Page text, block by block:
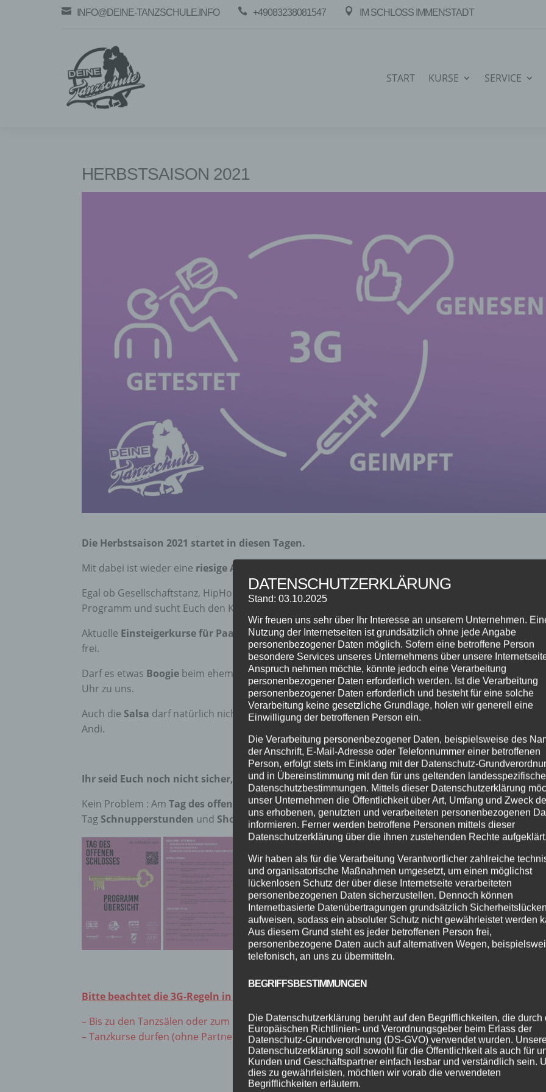
 INFO@DEINE-TANZSCHULE.INFO  +49083238081547  IM SCHLOSS IMMENSTADT
START KURSE SERVICE
HERBSTSAISON 2021
Die Herbstsaison 2021 startet in diesen Tagen.
Mit dabei ist wieder eine riesige Auswahl an Kursen
Egal ob Gesellschaftstanz, HipHop, Fitness oder Trendtänze – schaut Euch durch unser aktuelles
Programm und sucht Euch den Kurs aus, der zu Euch passt.
Aktuelle Einsteigerkurse für Paare
starten am Freitag, 24.09.2021 um 17:00 Uhr – hier sind noch
frei.
Darf es etwas Boogie beim ehemaligen Vize-Weltmeister sein, dann komm an dem 24.09.2021 um
Uhr zu uns.
Auch die Salsa darf natürlich nicht fehlen : SalsaClub für Einsteiger jeden Donnerstag um 20:00 Uhr
Andi.
Ihr seid Euch noch nicht sicher, was Euch am meisten Spass machen würde…???
Kein Problem : AmTag des offenen Schlosses(03.10.2021) haben wir ab 09:00 Uhr über den
Tag Schnupperstunden und Showsin drei Tanzsälen.
Bitte beachtet die 3G-Regeln in der Tanzschule…!!!
– Bis zu den Tanzsälen oder zum Sitzplatz gilt die Maskenpflicht.
– Tanzkurse durfen (ohne Partnerwechsel) ohne Maske stattfinden.
DATENSCHUTZERKLÄRUNG
Stand: 03.10.2025
Wir freuen uns sehr über Ihr Interesse an unserem Unternehmen.
Nutzung der Internetseiten ist grundsätzlich ohne jede Angabe
personenbezogener Daten möglich. Sofern eine betroffene Person
besondere Services unseres Unternehmens über unsere
Anspruch nehmen möchte, könnte jedoch eine Verarbeitung
personenbezogener Daten erforderlich werden. Ist die Verarbeitung
personenbezogener Daten erforderlich und besteht für eine solche
Verarbeitung keine gesetzliche Grundlage, holen wir generell eine
Einwilligung der betroffenen Person ein.
Die Verarbeitung personenbezogener Daten, beispielsweise des
der Anschrift, E-Mail-Adresse oder Telefonnummer einer betroffenen
Person, erfolgt stets im Einklang mit der Datenschutz-
und in Übereinstimmung mit den für uns geltenden
Datenschutzbestimmungen. Mittels dieser Datenschutzerklärung
unser Unternehmen die Öffentlichkeit über Art, Umfang und Zweck
uns erhobenen, genutzten und verarbeiteten personenbezogenen
informieren. Ferner werden betroffene Personen mittels dieser
Datenschutzerklärung über die ihnen zustehenden Rechte aufgeklärt.
Wir haben als für die Verarbeitung Verantwortlicher zahlreiche
und organisatorische Maßnahmen umgesetzt, um einen möglichst
lückenlosen Schutz der über diese Internetseite verarbeiteten
personenbezogenen Daten sicherzustellen. Dennoch können
Internetbasierte Datenübertragungen grundsätzlich Sicherheitslücken
aufweisen, sodass ein absoluter Schutz nicht gewährleistet werden
Aus diesem Grund steht es jeder betroffenen Person frei,
personenbezogene Daten auch auf alternativen Wegen,
telefonisch, an uns zu übermitteln.
BEGRIFFSBESTIMMUNGEN
Die Datenschutzerklärung beruht auf den Begrifflichkeiten, die durch
Europäischen Richtlinien- und Verordnungsgeber beim Erlass der
Datenschutz-Grundverordnung (DS-GVO) verwendet wurden. Unsere
Datenschutzerklärung soll sowohl für die Öffentlichkeit als auch für
Kunden und Geschäftspartner einfach lesbar und verständlich sein.
dies zu gewährleisten, möchten wir vorab die verwendeten
Begrifflichkeiten erläutern.